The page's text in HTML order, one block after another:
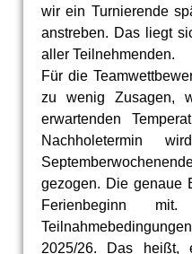
wir ein Turnierende
anstreben. Das liegt
aller Teilnehmenden.
Für die
zu wenig Zusagen,
erwartenden
Nachholetermin
gezogen. Die genaue
Ferienbeginn
2025/26. Das heißt,